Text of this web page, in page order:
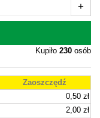
+
Kupiło 230 osób
Zaoszczędź
0,50 zł
2,00 zł